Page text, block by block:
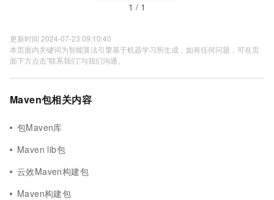
1 / 1
更新时间 2024-07-23 09:10:40
本页面内关键词为智能算法引擎基于机器学习所生成，如有任何问题，可在页
面下方点击"联系我们"与我们沟通。
Maven包相关内容
包Maven库
Maven lib包
云效Maven构建包
Maven构建包